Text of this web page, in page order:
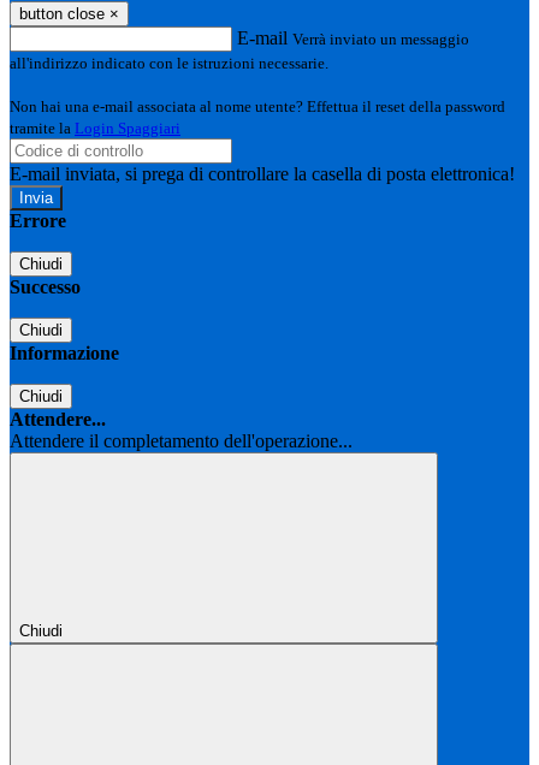
button close ×
E-mail Verrà inviato un messaggio
all'indirizzo indicato con le istruzioni necessarie.
Non hai una e-mail associata al nome utente? Effettua il reset della password
tramite la Login Spaggiari
E-mail inviata, si prega di controllare la casella di posta elettronica!
Errore
Chiudi
Successo
Chiudi
Informazione
Chiudi
Attendere...
Attendere il completamento dell'operazione...
Chiudi